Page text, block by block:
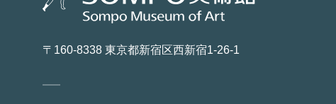
〒160-8338 東京都新宿区西新宿1-26-1